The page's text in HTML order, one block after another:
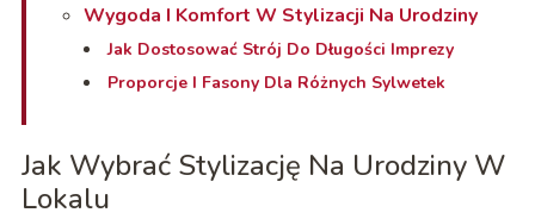
Wygoda I Komfort W Stylizacji Na Urodziny
Jak Dostosować Strój Do Długości Imprezy
Proporcje I Fasony Dla Różnych Sylwetek
Jak Wybrać Stylizację Na Urodziny W
Lokalu